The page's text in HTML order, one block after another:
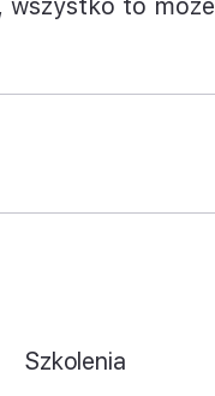
to
Szkolenia